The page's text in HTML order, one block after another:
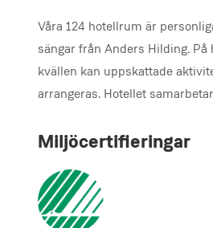
Våra 124 hotellrum är
sängar från Anders Hilding.
kvällen kan uppskattade
arrangeras. Hotellet
Miljöcertifieringar